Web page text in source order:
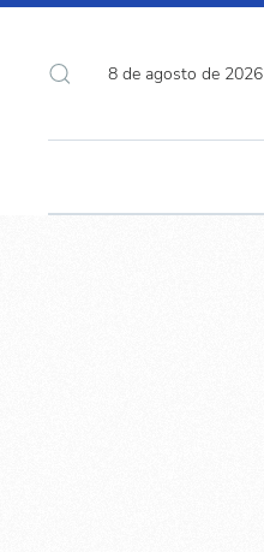
8 de agosto de 2026